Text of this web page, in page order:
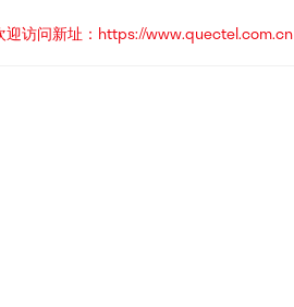
迎访问新址：https://www.quectel.com.cn